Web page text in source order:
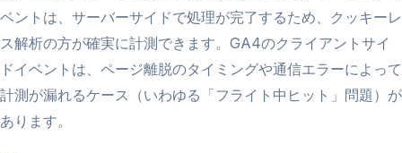
ベントは、サーバーサイドで処理が完了するため、クッキーレ
ス解析の方が確実に計測できます。GA4のクライアントサイ
ドイベントは、ページ離脱のタイミングや通信エラーによって
計測が漏れるケース（いわゆる「フライト中ヒット」問題）が
あります。